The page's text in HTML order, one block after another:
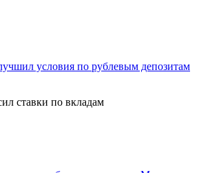
условия по рублевым депозитам
ставки по вкладам